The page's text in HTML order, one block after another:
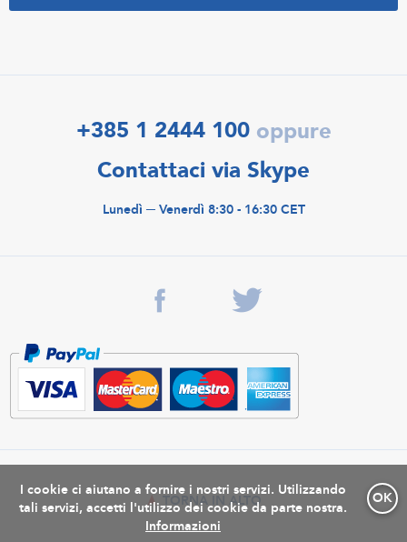
I cookie ci aiutano a fornire i nostri servizi. Utilizzando
tali servizi, accetti l'utilizzo dei cookie da parte nostra.
OK
Informazioni
+385 1 2444 100 oppure
Contattaci via Skype
Lunedì ─ Venerdì 8:30 - 16:30 CET
TORNA IN ALTO